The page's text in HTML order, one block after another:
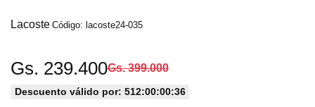
Lacoste Código: lacoste24-035
Gs. 239.400Gs. 399.000
Descuento válido por: 512:00:00:36